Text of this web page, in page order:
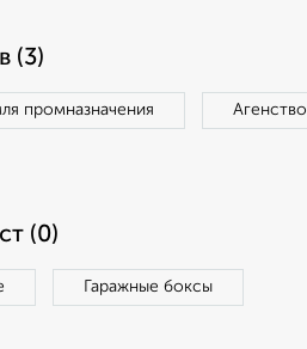
(3)
промназначения Агенство
(0)
Гаражные боксы